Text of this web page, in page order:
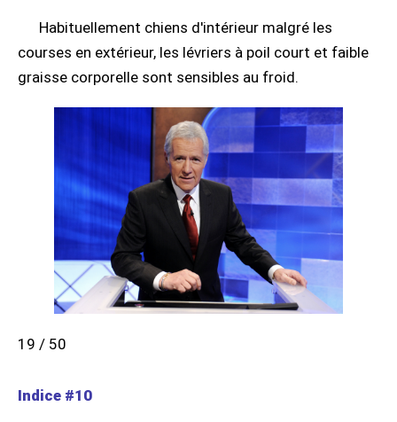
Habituellement chiens d'intérieur malgré les
courses en extérieur, les lévriers à poil court et faible
graisse corporelle sont sensibles au froid.
19 / 50
Indice #10